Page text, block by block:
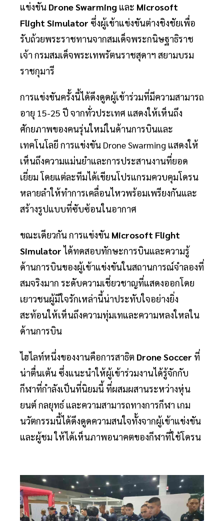
แข่งขัน Drone Swarming และ Microsoft
Flight Simulator ซึ่งผู้เข้าแข่งขันต่างชิงชัยเพื่อ
รับถ้วยพระราชทานจากสมเด็จพระกนิษฐาธิราช
เจ้า กรมสมเด็จพระเทพรัตนราชสุดาฯ สยามบรม
ราชกุมารี
การแข่งขันครั้งนี้ได้ดึงดูดผู้เข้าร่วมที่มีความสามารถ
อายุ 15-25 ปี จากทั่วประเทศ แสดงให้เห็นถึง
ศักยภาพของคนรุ่นใหม่ในด้านการบินและ
เทคโนโลยี การแข่งขัน Drone Swarming แสดงให้
เห็นถึงความแม่นยำและการประสานงานที่ยอด
เยี่ยม โดยแต่ละทีมได้เขียนโปรแกรมควบคุมโดรน
หลายลำให้ทำการเคลื่อนไหวพร้อมเพรียงกันและ
สร้างรูปแบบที่ซับซ้อนในอากาศ
ขณะเดียวกัน การแข่งขัน Microsoft Flight
Simulator ได้ทดสอบทักษะการบินและความรู้
ด้านการบินของผู้เข้าแข่งขันในสถานการณ์จำลองที่
สมจริงมาก ระดับความเชี่ยวชาญที่แสดงออกโดย
เยาวชนผู้มีใจรักเหล่านี้น่าประทับใจอย่างยิ่ง
สะท้อนให้เห็นถึงความทุ่มเทและความหลงใหลใน
ด้านการบิน
ไฮไลท์หนึ่งของงานคือการสาธิต Drone Soccer ที่
น่าตื่นเต้น ซึ่งแนะนำให้ผู้เข้าร่วมงานได้รู้จักกับ
กีฬาที่กำลังเป็นที่นิยมนี้ ที่ผสมผสานระหว่างหุ่น
ยนต์ กลยุทธ์ และความสามารถทางการกีฬา เกม
นวัตกรรมนี้ได้ดึงดูดความสนใจทั้งจากผู้เข้าแข่งขัน
และผู้ชม ให้ได้เห็นภาพอนาคตของกีฬาที่ใช้โดรน